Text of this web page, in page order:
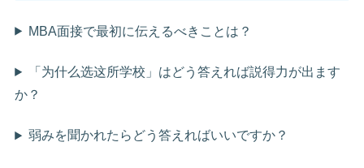
MBA面接で最初に伝えるべきことは？
「为什么选这所学校」はどう答えれば説得力が出ます
か？
弱みを聞かれたらどう答えればいいですか？